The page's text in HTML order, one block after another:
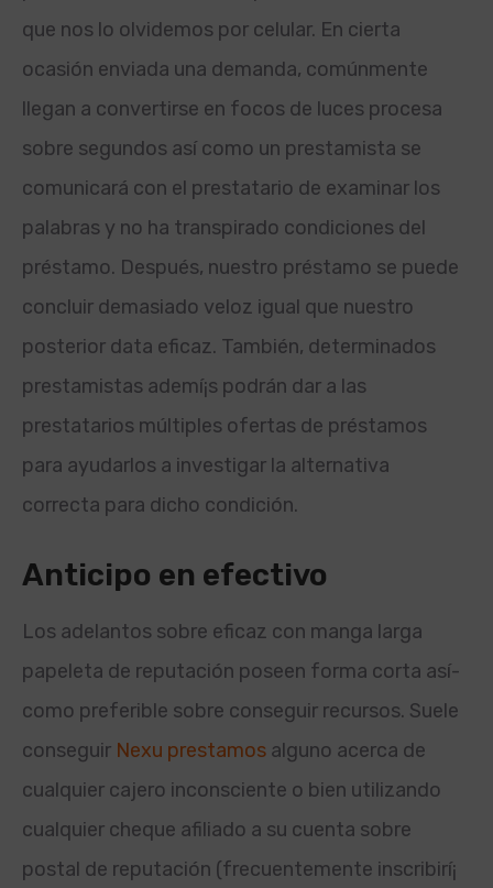
que nos lo olvidemos por celular. En cierta
ocasión enviada una demanda, comúnmente
llegan a convertirse en focos de luces procesa
sobre segundos así­ como un prestamista se
comunicará con el prestatario de examinar los
palabras y no ha transpirado condiciones del
préstamo. Después, nuestro préstamo se puede
concluir demasiado veloz igual que nuestro
posterior data eficaz. También, determinados
prestamistas ademí¡s podrán dar a las
prestatarios múltiples ofertas de préstamos
para ayudarlos a investigar la alternativa
correcta para dicho condición.
Anticipo en efectivo
Los adelantos sobre eficaz con manga larga
papeleta de reputación poseen forma corta así­
como preferible sobre conseguir recursos. Suele
conseguir Nexu prestamos alguno acerca de
cualquier cajero inconsciente o bien utilizando
cualquier cheque afiliado a su cuenta sobre
postal de reputación (frecuentemente inscribirí¡